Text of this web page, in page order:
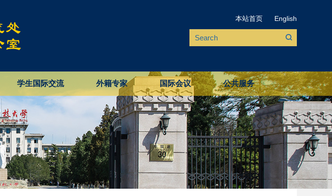
本站首页 English
学生国际交流 外籍专家 国际会议 公共服务